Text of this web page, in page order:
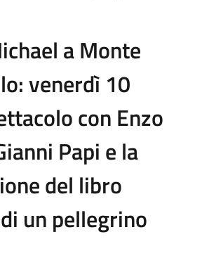
a Monte
venerdì 10
con Enzo
Papi e la
del libro
un pellegrino